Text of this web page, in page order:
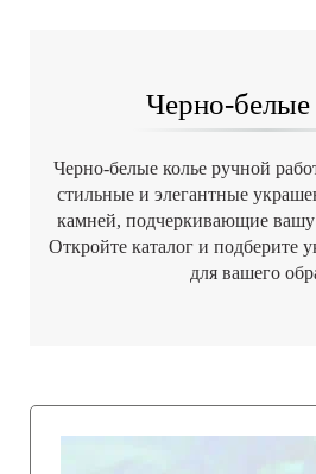
Черно-белые
Черно-белые колье ручной
стильные и элегантные
камней, подчеркивающие вашу
Откройте каталог и подберите
для вашего